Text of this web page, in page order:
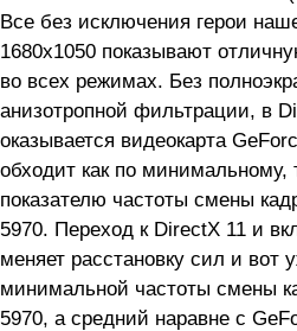
Все без исключения герои
1680x1050 показывают
во всех режимах. Без
анизотропной фильтрации, в
оказывается видеокарта
обходит как по минимальному,
показателю частоты смены
5970. Переход к DirectX 11 и
меняет расстановку сил и вот
минимальной частоты смены
5970, а средний наравне с